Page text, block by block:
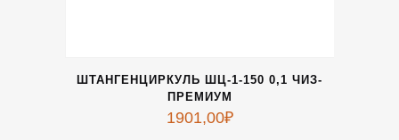
ШТАНГЕНЦИРКУЛЬ ШЦ-1-150 0,1 ЧИЗ-
ПРЕМИУМ
1901,00₽